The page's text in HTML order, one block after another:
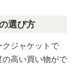
選び方
ジャケットで
高い買い物がで